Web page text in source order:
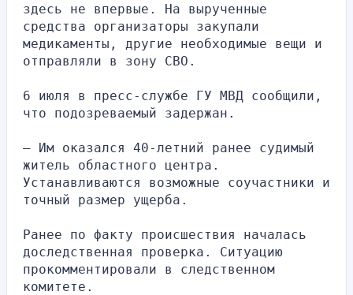
здесь не впервые. На вырученные
средства организаторы закупали
медикаменты, другие необходимые вещи и
отправляли в зону СВО.
6 июля в пресс-службе ГУ МВД сообщили,
что подозреваемый задержан.
— Им оказался 40-летний ранее судимый
житель областного центра.
Устанавливаются возможные соучастники и
точный размер ущерба.
Ранее по факту происшествия началась
доследственная проверка. Ситуацию
прокомментировали в следственном
комитете.